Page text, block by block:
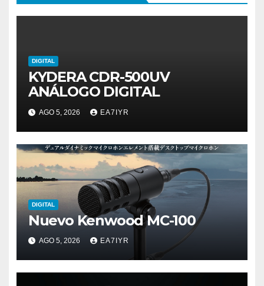
DIGITAL
KYDERA CDR-500UV
ANÁLOGO DIGITAL
AGO 5, 2026 EA7IYR
DIGITAL
Nuevo Kenwood MC-100
AGO 5, 2026 EA7IYR